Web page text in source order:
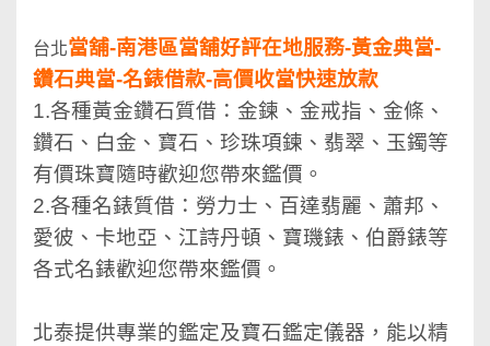
台北當舖-南港區當舖好評在地服務-黃金典當-
鑽石典當-名錶借款-高價收當快速放款
1.各種黃金鑽石質借：金鍊、金戒指、金條、
鑽石、白金、寶石、珍珠項鍊、翡翠、玉鐲等
有價珠寶隨時歡迎您帶來鑑價。
2.各種名錶質借：勞力士、百達翡麗、蕭邦、
愛彼、卡地亞、江詩丹頓、寶璣錶、伯爵錶等
各式名錶歡迎您帶來鑑價。
北泰提供專業的鑑定及寶石鑑定儀器，能以精